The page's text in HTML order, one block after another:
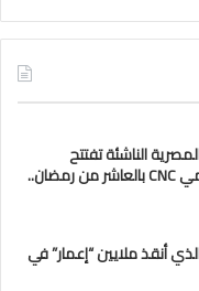
المصرية الناشئة تفتتح
مصنعها الجديد لتصنيع ماكينات التحكم الرقمي CNC بالعاشر من رمضان..
أنقذ ملايين “إعمار” في